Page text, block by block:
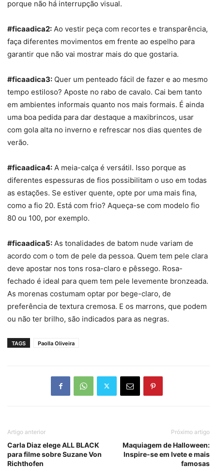
porque não há interrupção visual.
#ficaadica2: Ao vestir peça com recortes e transparência,
faça diferentes movimentos em frente ao espelho para
garantir que não vai mostrar mais do que gostaria.
#ficaadica3: Quer um penteado fácil de fazer e ao mesmo
tempo estiloso? Aposte no rabo de cavalo. Cai bem tanto
em ambientes informais quanto nos mais formais. É ainda
uma boa pedida para dar destaque a maxibrincos, usar
com gola alta no inverno e refrescar nos dias quentes de
verão.
#ficaadica4: A meia-calça é versátil. Isso porque as
diferentes espessuras de fios possibilitam o uso em todas
as estações. Se estiver quente, opte por uma mais fina,
como a fio 20. Está com frio? Aqueça-se com modelo fio
80 ou 100, por exemplo.
#ficaadica5: As tonalidades de batom nude variam de
acordo com o tom de pele da pessoa. Quem tem pele clara
deve apostar nos tons rosa-claro e pêssego. Rosa-
fechado é ideal para quem tem pele levemente bronzeada.
As morenas costumam optar por bege-claro, de
preferência de textura cremosa. E os marrons, que podem
ou não ter brilho, são indicados para as negras.
TAGS Paolla Oliveira
Artigo anterior
Carla Diaz elege ALL BLACK
para filme sobre Suzane Von
Richthofen
Próximo artigo
Maquiagem de Halloween:
Inspire-se em Ivete e mais
famosas